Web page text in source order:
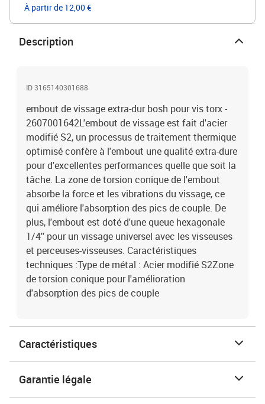
À partir de 12,00 €
Description
ID 3165140301688
embout de vissage extra-dur bosh pour vis torx -
2607001642L'embout de vissage est fait d'acier
modifié S2, un processus de traitement thermique
optimisé confère à l'embout une qualité extra-dure
pour d'excellentes performances quelle que soit la
tâche. La zone de torsion conique de l'embout
absorbe la force et les vibrations du vissage, ce
qui améliore l'absorption des pics de couple. De
plus, l'embout est doté d'une queue hexagonale
1/4'' pour un vissage universel avec les visseuses
et perceuses-visseuses. Caractéristiques
techniques :Type de métal : Acier modifié S2Zone
de torsion conique pour l'amélioration
d'absorption des pics de couple
Caractéristiques
Garantie légale